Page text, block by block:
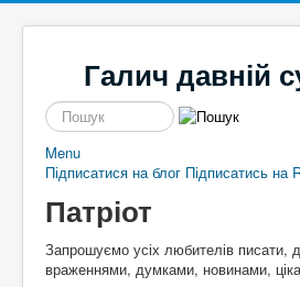
Галич давній
пошук
Menu
НовиниГалицькі байки
Економіка
Наше містоЧим жиє
СпортТо сила
Підписатися на блог Підписатись на
Патріот
Запрошуємо усіх любителів писати,
враженнями, думками, новинами,